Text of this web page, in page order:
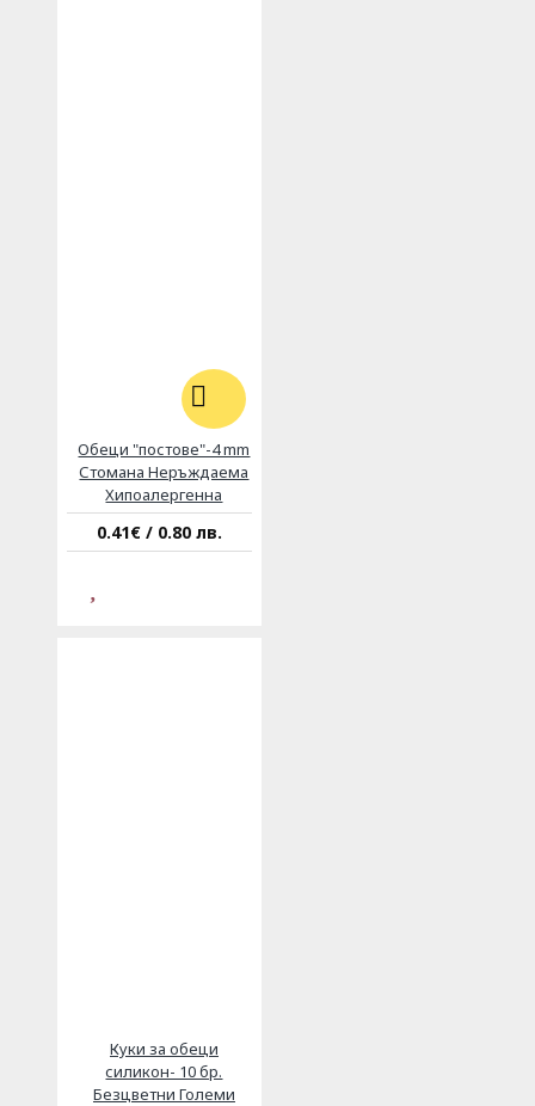
Обеци "постове"-4 mm
Стомана Неръждаема
Хипоалергенна
0.41€ / 0.80 лв.
Куки за обеци
силикон- 10 бр.
Безцветни Големи